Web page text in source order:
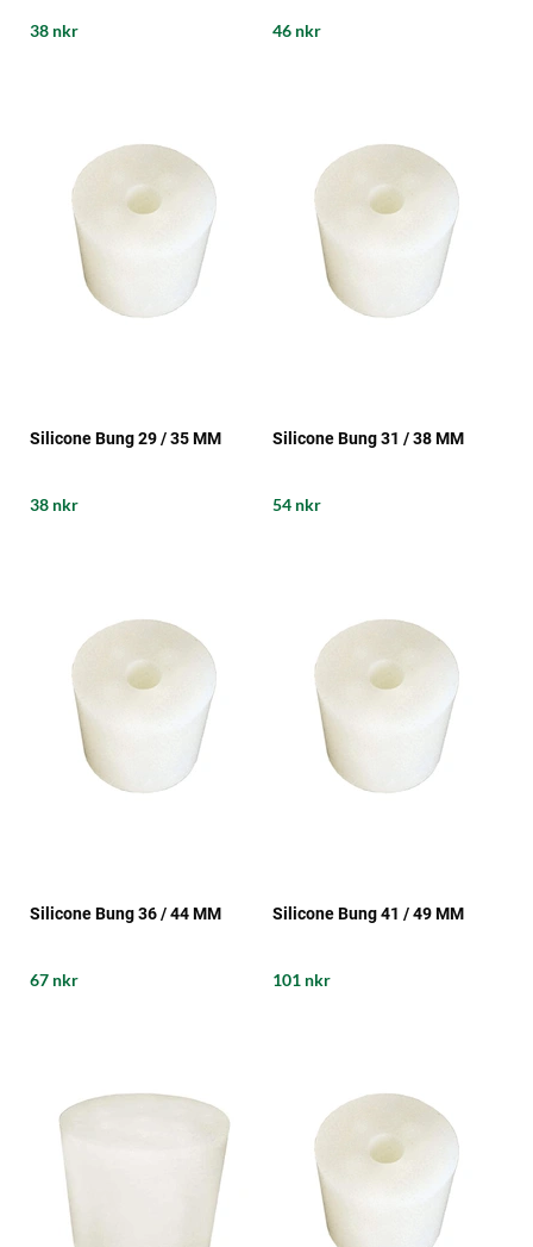
38 nkr 46 nkr
Silicone Bung 29 / 35 MM
38 nkr
Silicone Bung 31 / 38 MM
54 nkr
Silicone Bung 36 / 44 MM
67 nkr
Silicone Bung 41 / 49 MM
101 nkr